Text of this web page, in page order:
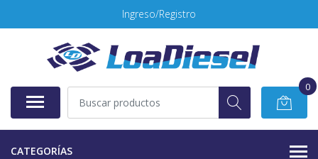
Ingreso/Registro
0
CATEGORÍAS